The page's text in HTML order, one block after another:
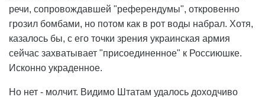
речи, сопровождавшей "референдумы", откровенно
грозил бомбами, но потом как в рот воды набрал. Хотя,
казалось бы, с его точки зрения украинская армия
сейчас захватывает "присоединенное" к Россиюшке.
Исконно украденное.
Но нет - молчит. Видимо Штатам удалось доходчиво